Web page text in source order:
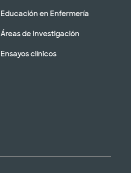
Educación en Enfermería
Áreas de Investigación
Ensayos clínicos